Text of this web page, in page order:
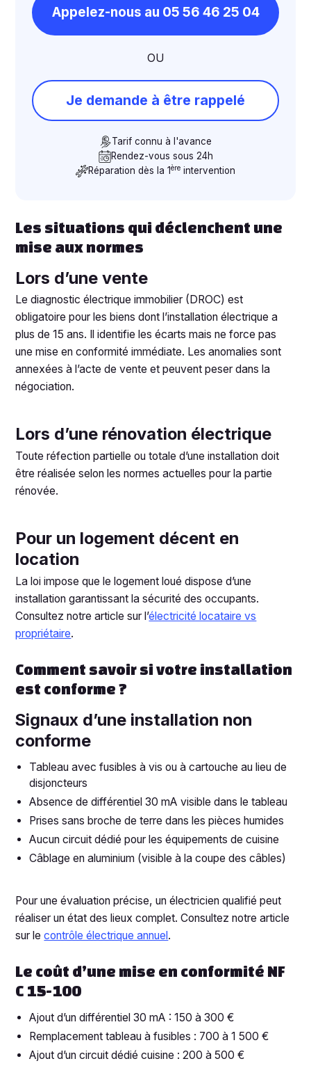
Appelez-nous au 05 56 46 25 04
OU
Je demande à être rappelé
Tarif connu à l'avance
Rendez-vous sous 24h
Réparation dès la 1ère intervention
Les situations qui déclenchent une
mise aux normes
Lors d’une vente
Le diagnostic électrique immobilier (DROC) est
obligatoire pour les biens dont l’installation électrique a
plus de 15 ans. Il identifie les écarts mais ne force pas
une mise en conformité immédiate. Les anomalies sont
annexées à l’acte de vente et peuvent peser dans la
négociation.
Lors d’une rénovation électrique
Toute réfection partielle ou totale d’une installation doit
être réalisée selon les normes actuelles pour la partie
rénovée.
Pour un logement décent en
location
La loi impose que le logement loué dispose d’une
installation garantissant la sécurité des occupants.
Consultez notre article sur l’électricité locataire vs
propriétaire.
Comment savoir si votre installation
est conforme ?
Signaux d’une installation non
conforme
Tableau avec fusibles à vis ou à cartouche au lieu de
disjoncteurs
Absence de différentiel 30 mA visible dans le tableau
Prises sans broche de terre dans les pièces humides
Aucun circuit dédié pour les équipements de cuisine
Câblage en aluminium (visible à la coupe des câbles)
Pour une évaluation précise, un électricien qualifié peut
réaliser un état des lieux complet. Consultez notre article
sur lecontrôle électrique annuel.
Le coût d’une mise en conformité NF
C 15-100
Ajout d’un différentiel 30 mA : 150 à 300 €
Remplacement tableau à fusibles : 700 à 1 500 €
Ajout d’un circuit dédié cuisine : 200 à 500 €